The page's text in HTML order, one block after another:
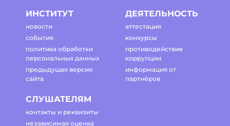
ИНСТИТУТ
новости
события
политика обработки
персональных данных
предыдущая версия
сайта
ДЕЯТЕЛЬНОСТЬ
аттестация
конкурсы
противодействие
коррупции
информация от
партнёров
СЛУШАТЕЛЯМ
контакты и реквизиты
независимая оценка